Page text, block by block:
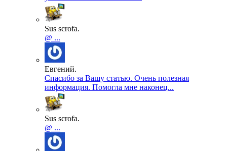
Sus scrofa.
@ ...
Евгений.
Спасибо за Вашу статью. Очень полезная
информация. Помогла мне наконец...
Sus scrofa.
@ ...